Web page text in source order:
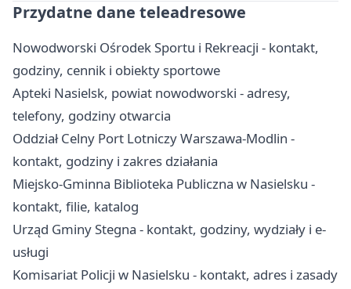
Przydatne dane teleadresowe
Nowodworski Ośrodek Sportu i Rekreacji - kontakt,
godziny, cennik i obiekty sportowe
Apteki Nasielsk, powiat nowodworski - adresy,
telefony, godziny otwarcia
Oddział Celny Port Lotniczy Warszawa-Modlin -
kontakt, godziny i zakres działania
Miejsko-Gminna Biblioteka Publiczna w Nasielsku -
kontakt, filie, katalog
Urząd Gminy Stegna - kontakt, godziny, wydziały i e-
usługi
Komisariat Policji w Nasielsku - kontakt, adres i zasady